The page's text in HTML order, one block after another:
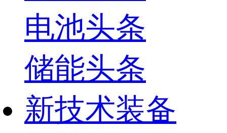
电池头条
储能头条
新技术装备